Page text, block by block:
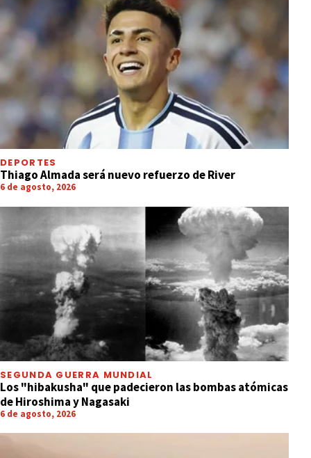
DEPORTES
Thiago Almada será nuevo refuerzo de River
6 de agosto, 2026
SEGUNDA GUERRA MUNDIAL
Los "hibakusha" que padecieron las bombas atómicas
de Hiroshima y Nagasaki
6 de agosto, 2026